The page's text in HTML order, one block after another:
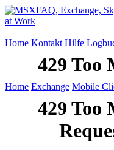
Home Kontakt Hilfe
Home Exchange Mobile